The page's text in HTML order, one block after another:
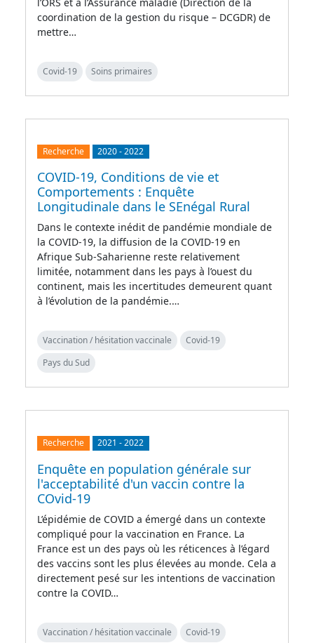
coordination de la gestion du risque – DCGDR) de
mettre…
Covid-19 Soins primaires
Recherche 2020-2022
COVID-19, Conditions de vie et
Comportements : Enquête
Longitudinale dans le SEnégal Rural
Dans le contexte inédit de pandémie mondiale de
la COVID-19, la diffusion de la COVID-19 en
Afrique Sub-Saharienne reste relativement
limitée, notamment dans les pays à l’ouest du
continent, mais les incertitudes demeurent quant
à l’évolution de la pandémie.…
Vaccination / hésitation vaccinale
Covid-19
Pays du Sud
Recherche 2021 -2022
Enquête en population générale sur
l'acceptabilité d'un vaccin contre la
COvid-19
L’épidémie de COVID a émergé dans un contexte
compliqué pour la vaccination en France. La
France est un des pays où les réticences à l’égard
des vaccins sont les plus élevées au monde. Cela a
directement pesé sur les intentions de vaccination
contre la COVID…
Vaccination / hésitation vaccinale Covid-19